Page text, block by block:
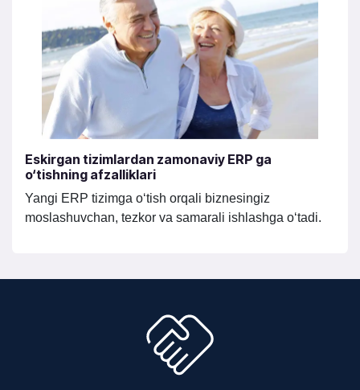
Eskirgan tizimlardan zamonaviy ERP ga
o‘tishning afzalliklari
Yangi ERP tizimga o‘tish orqali biznesingiz
moslashuvchan, tezkor va samarali ishlashga o‘tadi.